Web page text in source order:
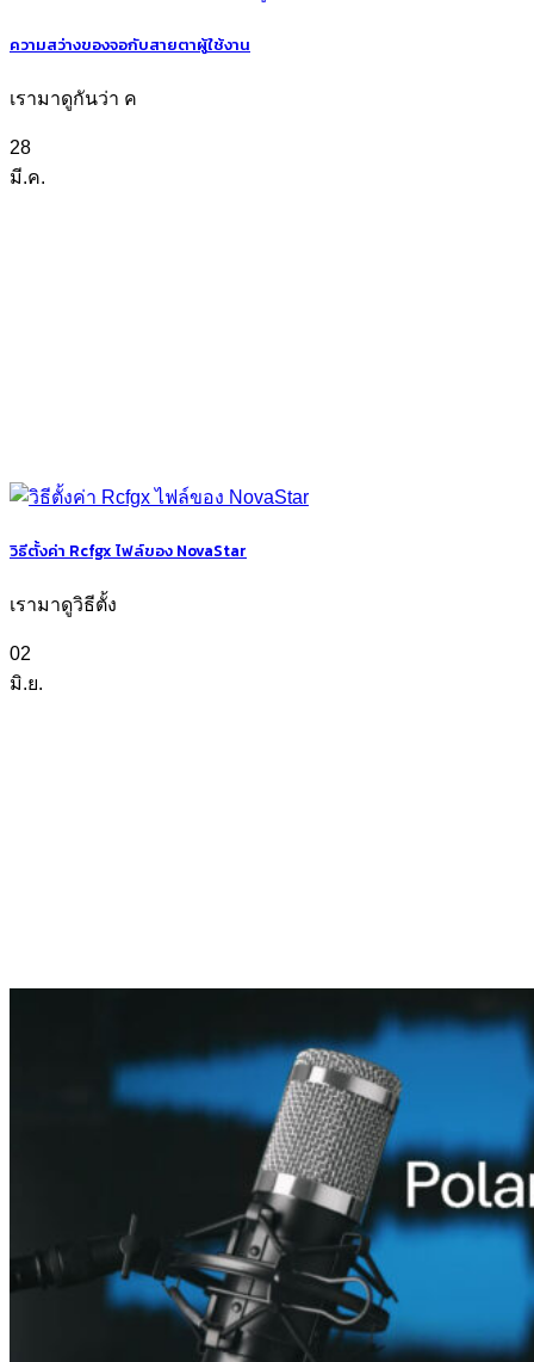
ความสว่างของจอกับสายตาผู้ใช้งาน
เรามาดูกันว่า ค
28
มี.ค.
วิธีตั้งค่า Rcfgx ไฟล์ของ NovaStar
เรามาดูวิธีตั้ง
02
มิ.ย.